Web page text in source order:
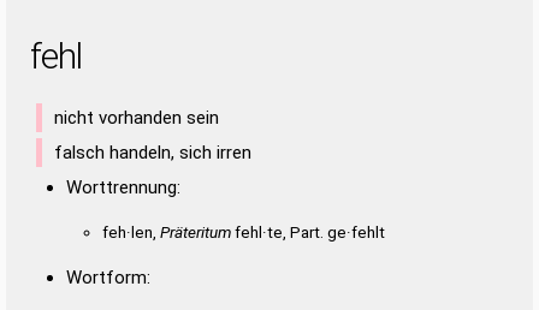
fehl
nicht vorhanden sein
falsch handeln, sich irren
Worttrennung:
feh·len, Präteritumfehl·te, Part. ge·fehlt
Wortform: